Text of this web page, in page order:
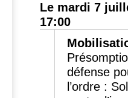
Le mardi 7
17:00
défense
l’ordre :